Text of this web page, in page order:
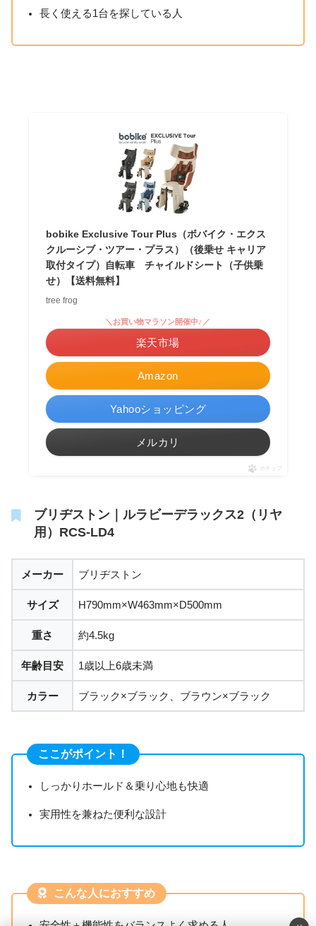
長く使える1台を探している人
bobike Exclusive Tour Plus（ボバイク・エクス
クルーシブ・ツアー・プラス）（後乗せ キャリア
取付タイプ）自転車 チャイルドシート（子供乗
せ）【送料無料】
tree frog
Amazon
＼お買い物マラソン開催中♪／
楽天市場
Yahooショッピング
メルカリ
ポチップ
ブリヂストン｜ルラビーデラックス2（リヤ
用）RCS-LD4
メーカー ブリヂストン
サイズ H790mm×W463mm×D500mm
重さ 約4.5kg
年齢目安 1歳以上6歳未満
カラー ブラック×ブラック、ブラウン×ブラック
ここがポイント！
しっかりホールド＆乗り心地も快適
実用性を兼ねた便利な設計
こんな人におすすめ